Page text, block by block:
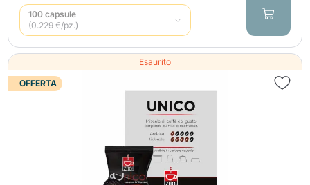
100 capsule
(0.229 €/pz.)
Esaurito
OFFERTA